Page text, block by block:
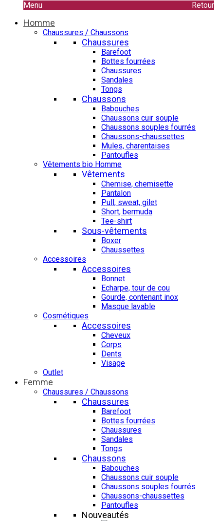
Menu
Retour
Homme
Chaussures / Chaussons
Chaussures
Barefoot
Bottes fourrées
Chaussures
Sandales
Tongs
Chaussons
Babouches
Chaussons cuir souple
Chaussons souples fourrés
Chaussons-chaussettes
Mules, charentaises
Pantoufles
Vêtements bio Homme
Vêtements
Chemise, chemisette
Pantalon
Pull, sweat, gilet
Short, bermuda
Tee-shirt
Sous-vêtements
Boxer
Chaussettes
Accessoires
Accessoires
Bonnet
Echarpe, tour de cou
Gourde, contenant inox
Masque lavable
Cosmétiques
Accessoires
Cheveux
Corps
Dents
Visage
Outlet
Femme
Chaussures / Chaussons
Chaussures
Barefoot
Bottes fourrées
Chaussures
Sandales
Tongs
Chaussons
Babouches
Chaussons cuir souple
Chaussons souples fourrés
Chaussons-chaussettes
Pantoufles
Nouveautés